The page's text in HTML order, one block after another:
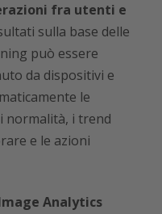
fra utenti e
sulla base delle
può essere
da dispositivi e
le
normalità, i trend
e le azioni
Analytics